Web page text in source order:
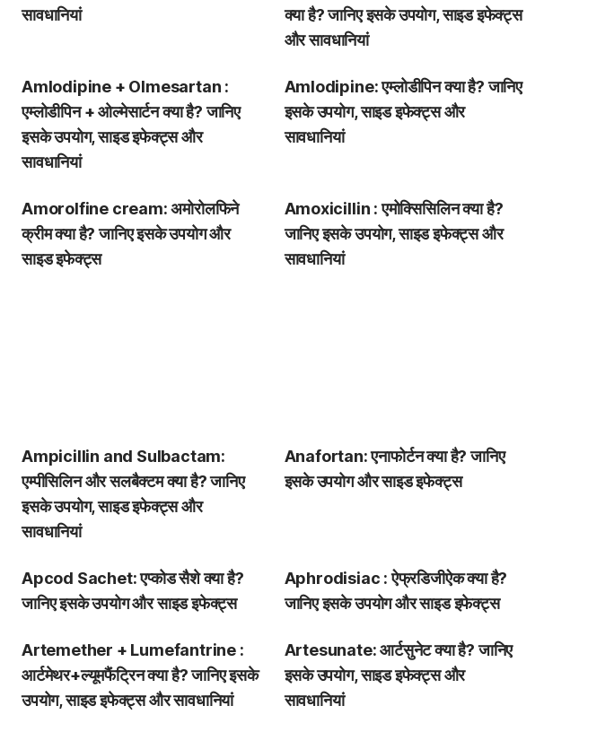
सावधानियां
क्या है? जानिए इसके उपयोग, साइड इफेक्ट्स
और सावधानियां
Amlodipine + Olmesartan :
एम्लोडीपिन + ओल्मेसार्टन क्या है? जानिए
इसके उपयोग, साइड इफेक्ट्स और
सावधानियां
Amlodipine: एम्लोडीपिन क्या है? जानिए
इसके उपयोग, साइड इफेक्ट्स और
सावधानियां
Amorolfine cream: अमोरोलफिने
क्रीम क्या है? जानिए इसके उपयोग और
साइड इफेक्ट्स
Amoxicillin : एमोक्सिसिलिन क्या है?
जानिए इसके उपयोग, साइड इफेक्ट्स और
सावधानियां
Ampicillin and Sulbactam:
एम्पीसिलिन और सलबैक्टम क्या है? जानिए
इसके उपयोग, साइड इफेक्ट्स और
सावधानियां
Anafortan: एनाफोर्टन क्या है? जानिए
इसके उपयोग और साइड इफेक्ट्स
Apcod Sachet: एप्कोड सैशे क्या है?
जानिए इसके उपयोग और साइड इफेक्ट्स
Aphrodisiac : ऐफ्रडिजीऐक क्या है?
जानिए इसके उपयोग और साइड इफेक्ट्स
Artemether + Lumefantrine :
आर्टमेथर+ल्यूमफैंट्रिन क्या है? जानिए इसके
उपयोग, साइड इफेक्ट्स और सावधानियां
Artesunate: आर्टसुनेट क्या है? जानिए
इसके उपयोग, साइड इफेक्ट्स और
सावधानियां